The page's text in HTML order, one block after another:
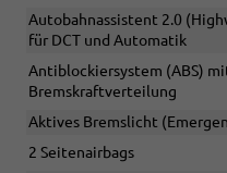
Autobahnassistent 2.0
für DCT und Automatik
Antiblockiersystem (ABS)
Bremskraftverteilung
Aktives Bremslicht
2 Seitenairbags